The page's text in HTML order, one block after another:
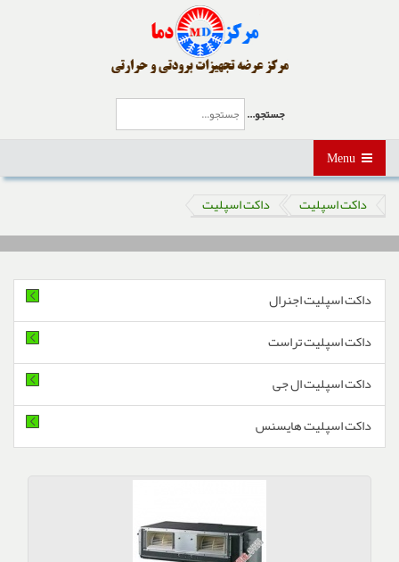
جستجو...
داکت اسپلیت داکت اسپلیت
داکت اسپلیت اجنرال
داکت اسپلیت تراست
داکت اسپلیت ال جی
داکت اسپلیت هایسنس